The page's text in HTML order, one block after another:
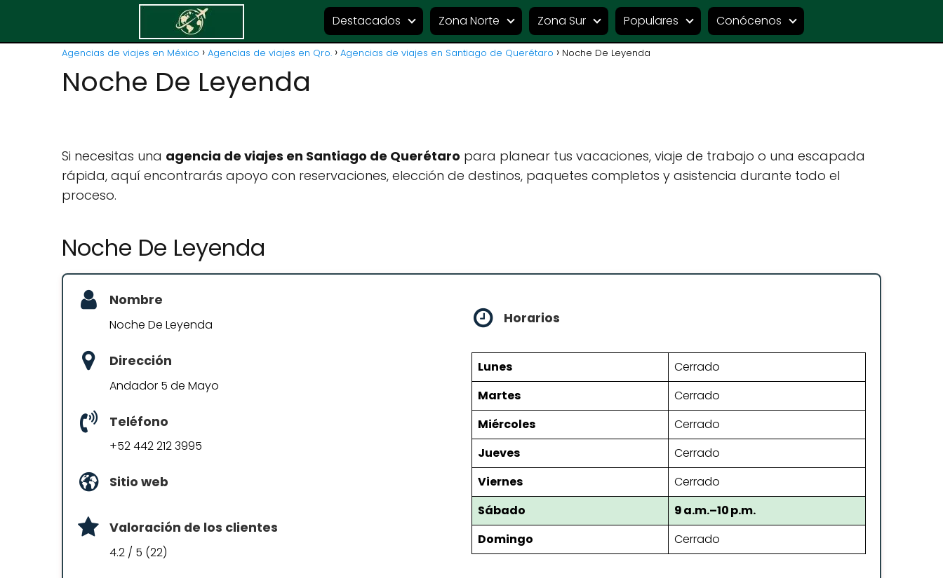
Destacados Zona Norte Zona Sur Populares Conócenos
Agencias de viajes en México Agencias de viajes en Qro. Agencias de viajes en Santiago de Querétaro Noche De Leyenda
Noche De Leyenda
Si necesitas una agencia de viajes en Santiago de Querétaro para planear tus vacaciones, viaje de trabajo o una escapada
rápida, aquí encontrarás apoyo con reservaciones, elección de destinos, paquetes completos y asistencia durante todo el
proceso.
Noche De Leyenda
Nombre
Noche De Leyenda
Dirección
Andador 5 de Mayo
Teléfono
+52 442 212 3995
Sitio web
Valoración de los clientes
4.2 / 5 (22)
Horarios
Lunes
Cerrado
Martes
Cerrado
Miércoles
Cerrado
Jueves
Cerrado
Viernes
Cerrado
Sábado
9 a.m.–10 p.m.
Domingo
Cerrado